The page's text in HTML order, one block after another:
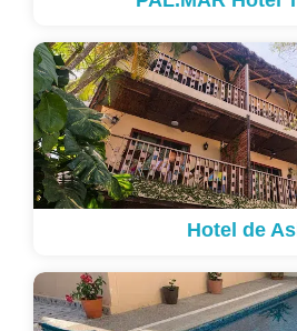
Hotel de